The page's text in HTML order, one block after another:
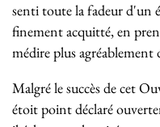
senti toute la fadeur d'un
finement acquitté, en
médire plus agréablement
Malgré le succès de cet
étoit point déclaré